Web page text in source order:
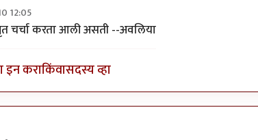
12:05
चर्चा करता आली असती --अवलिया
इन कराकिंवासदस्य व्हा